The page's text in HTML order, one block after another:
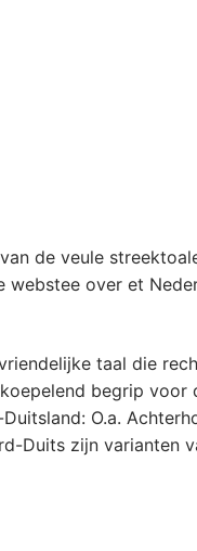
de veule
webstee over et
taal die
begrip
O.a.
Duits zijn varianten